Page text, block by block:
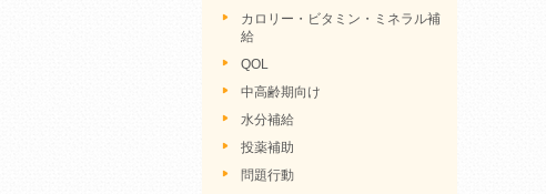
カロリー・ビタミン・ミネラル補
給
QOL
中高齢期向け
水分補給
投薬補助
問題行動